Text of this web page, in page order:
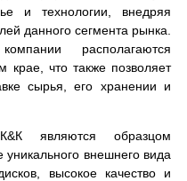
и технологии, внедряя
данного сегмента рынка.
располагаются
крае, что также позволяет
сырья, его хранении и
являются образцом
уникального внешнего вида
высокое качество и